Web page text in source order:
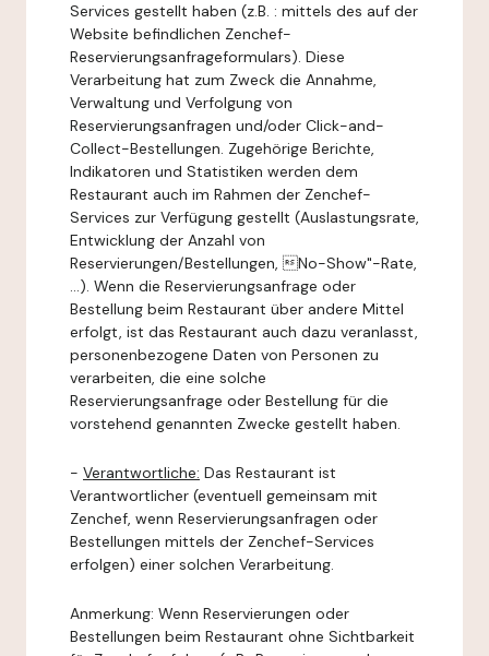
Services gestellt haben (z.B. : mittels des auf der
Website befindlichen Zenchef-
Reservierungsanfrageformulars). Diese
Verarbeitung hat zum Zweck die Annahme,
Verwaltung und Verfolgung von
Reservierungsanfragen und/oder Click-and-
Collect-Bestellungen. Zugehörige Berichte,
Indikatoren und Statistiken werden dem
Restaurant auch im Rahmen der Zenchef-
Services zur Verfügung gestellt (Auslastungsrate,
Entwicklung der Anzahl von
Reservierungen/Bestellungen, No-Show"-Rate,
...). Wenn die Reservierungsanfrage oder
Bestellung beim Restaurant über andere Mittel
erfolgt, ist das Restaurant auch dazu veranlasst,
personenbezogene Daten von Personen zu
verarbeiten, die eine solche
Reservierungsanfrage oder Bestellung für die
vorstehend genannten Zwecke gestellt haben.
- Verantwortliche: Das Restaurant ist
Verantwortlicher (eventuell gemeinsam mit
Zenchef, wenn Reservierungsanfragen oder
Bestellungen mittels der Zenchef-Services
erfolgen) einer solchen Verarbeitung.
Anmerkung: Wenn Reservierungen oder
Bestellungen beim Restaurant ohne Sichtbarkeit